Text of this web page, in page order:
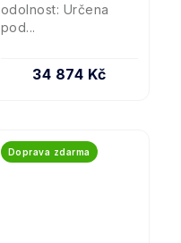
34 874 Kč
odolnost: Určena
pod...
Doprava zdarma